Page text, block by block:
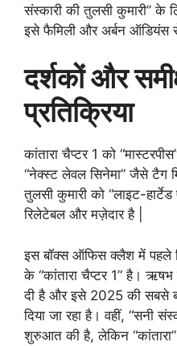
संस्कारी की तुलसी कुमारी” के
इसे फैमिली और अर्बन ऑडियंस
दर्शकों और
प्रतिक्रिया
कांतारा चैप्टर 1 को
“नेक्स्ट लेवल सिनेमा” जैसे टैग
तुलसी कुमारी को “लाइट-
रिलेटेबल और मज़ेदार है |
इस बॉक्स ऑफिस क्लैश में पहले
के “कांतारा चैप्टर 1” है।
दी है और इसे 2025 की सबसे
दिया जा रहा है। वहीं, “सनी
शुरुआत की है, लेकिन